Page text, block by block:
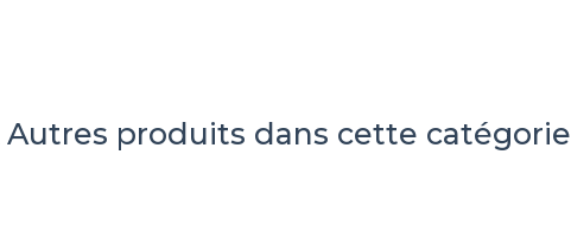
Autres produits dans cette catégorie